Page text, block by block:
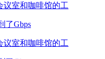
室和咖啡馆的工
了Gbps
室和咖啡馆的工